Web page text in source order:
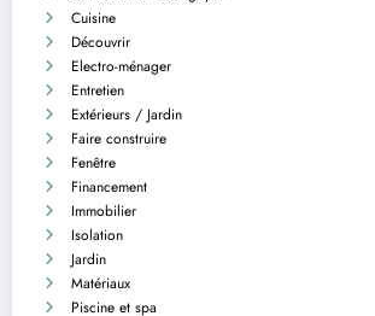
Cuisine
Découvrir
Electro-ménager
Entretien
Extérieurs / Jardin
Faire construire
Fenêtre
Financement
Immobilier
Isolation
Jardin
Matériaux
Piscine et spa